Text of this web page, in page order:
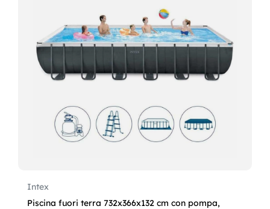
Intex
Piscina fuori terra 732x366x132 cm con pompa,